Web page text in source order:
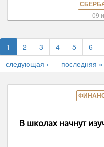
09
1 2 3 4 5 6
следующая ›
последняя »
В школах начнут